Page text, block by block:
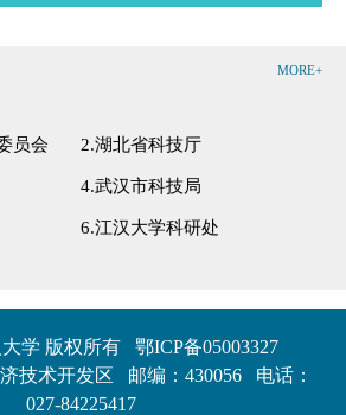
MORE+
员会 2.湖北省科技厅
4.武汉市科技局
6.江汉大学科研处
学 版权所有
鄂ICP备05003327
技术开发区 邮编：430056
电话：
027-84225417